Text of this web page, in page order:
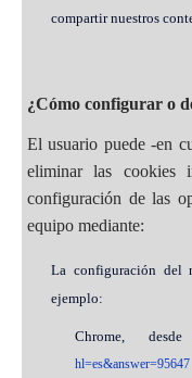
compartir nuestros
¿Cómo configurar o
El usuario puede -en
eliminar las cookies
configuración de las
equipo mediante:
La configuración del
ejemplo:
Chrome,
hl=es&answer=95647